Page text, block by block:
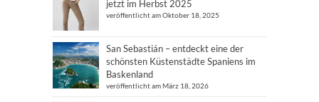
jetzt im Herbst 2025
veröffentlicht am Oktober 18, 2025
San Sebastián – entdeckt eine der
schönsten Küstenstädte Spaniens im
Baskenland
veröffentlicht am März 18, 2026